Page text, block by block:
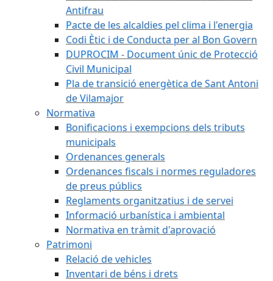
Antifrau
Pacte de les alcaldies pel clima i l'energia
Codi Ètic i de Conducta per al Bon Govern
DUPROCIM - Document únic de Protecció
Civil Municipal
Pla de transició energètica de Sant Antoni
de Vilamajor
Normativa
Bonificacions i exempcions dels tributs
municipals
Ordenances generals
Ordenances fiscals i normes reguladores
de preus públics
Reglaments organitzatius i de servei
Informació urbanística i ambiental
Normativa en tràmit d'aprovació
Patrimoni
Relació de vehicles
Inventari de béns i drets